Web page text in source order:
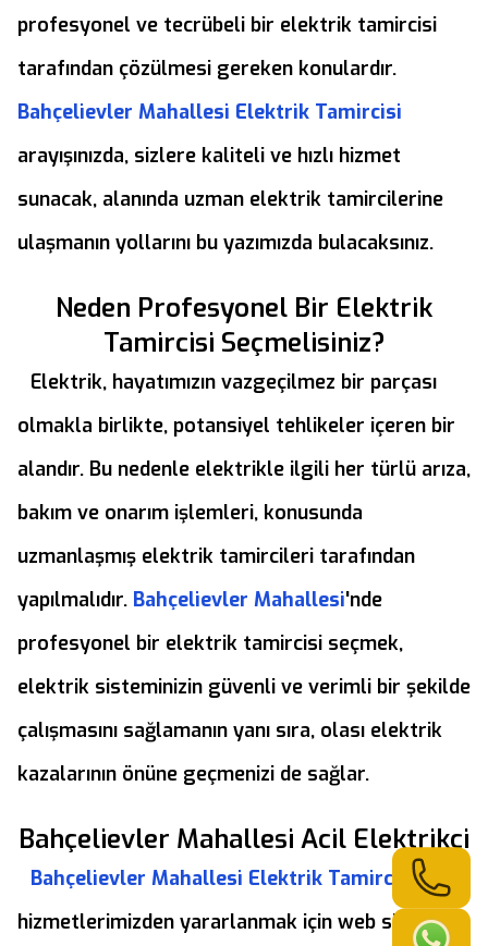
profesyonel ve tecrübeli bir elektrik tamircisi
tarafından çözülmesi gereken konulardır.
Bahçelievler Mahallesi Elektrik Tamircisi
arayışınızda, sizlere kaliteli ve hızlı hizmet
sunacak, alanında uzman elektrik tamircilerine
ulaşmanın yollarını bu yazımızda bulacaksınız.
Neden Profesyonel Bir Elektrik
Tamircisi Seçmelisiniz?
Elektrik, hayatımızın vazgeçilmez bir parçası
olmakla birlikte, potansiyel tehlikeler içeren bir
alandır. Bu nedenle elektrikle ilgili her türlü arıza,
bakım ve onarım işlemleri, konusunda
uzmanlaşmış elektrik tamircileri tarafından
yapılmalıdır. Bahçelievler Mahallesi'nde
profesyonel bir elektrik tamircisi seçmek,
elektrik sisteminizin güvenli ve verimli bir şekilde
çalışmasını sağlamanın yanı sıra, olası elektrik
kazalarının önüne geçmenizi de sağlar.
Bahçelievler Mahallesi Acil Elektrikci
Bahçelievler Mahallesi Elektrik Tamircisi
hizmetlerimizden yararlanmak için web sitemizi